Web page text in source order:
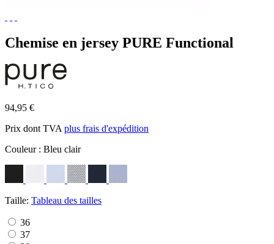
Chemise en jersey PURE Functional
94,95 €
Prix dont TVA plus frais d'expédition
Couleur : Bleu clair
Taille: Tableau des tailles
36
37